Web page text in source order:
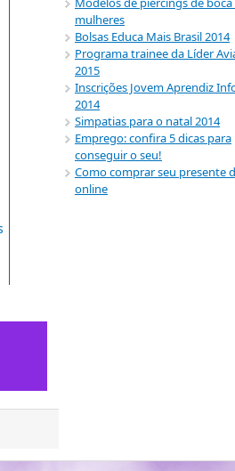
mulheres
Bolsas Educa Mais Brasil 2014
Programa trainee da Líder
2015
Inscrições Jovem Aprendiz
2014
Simpatias para o natal 2014
Emprego: confira 5 dicas para
conseguir o seu!
Como comprar seu presente
online